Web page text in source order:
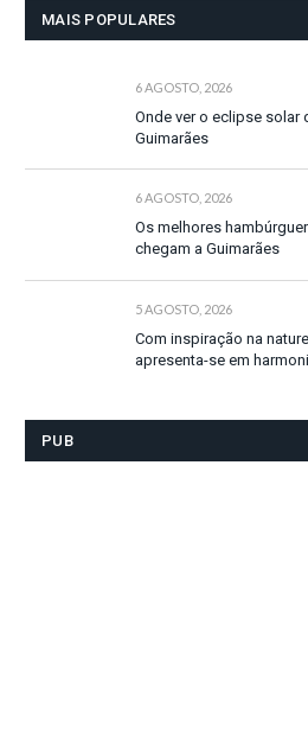
MAIS POPULARES
6 AGOSTO, 2026
Onde ver o eclipse solar
Guimarães
6 AGOSTO, 2026
Os melhores
chegam a Guimarães
5 AGOSTO, 2026
Com inspiração na
apresenta-se em
PUB